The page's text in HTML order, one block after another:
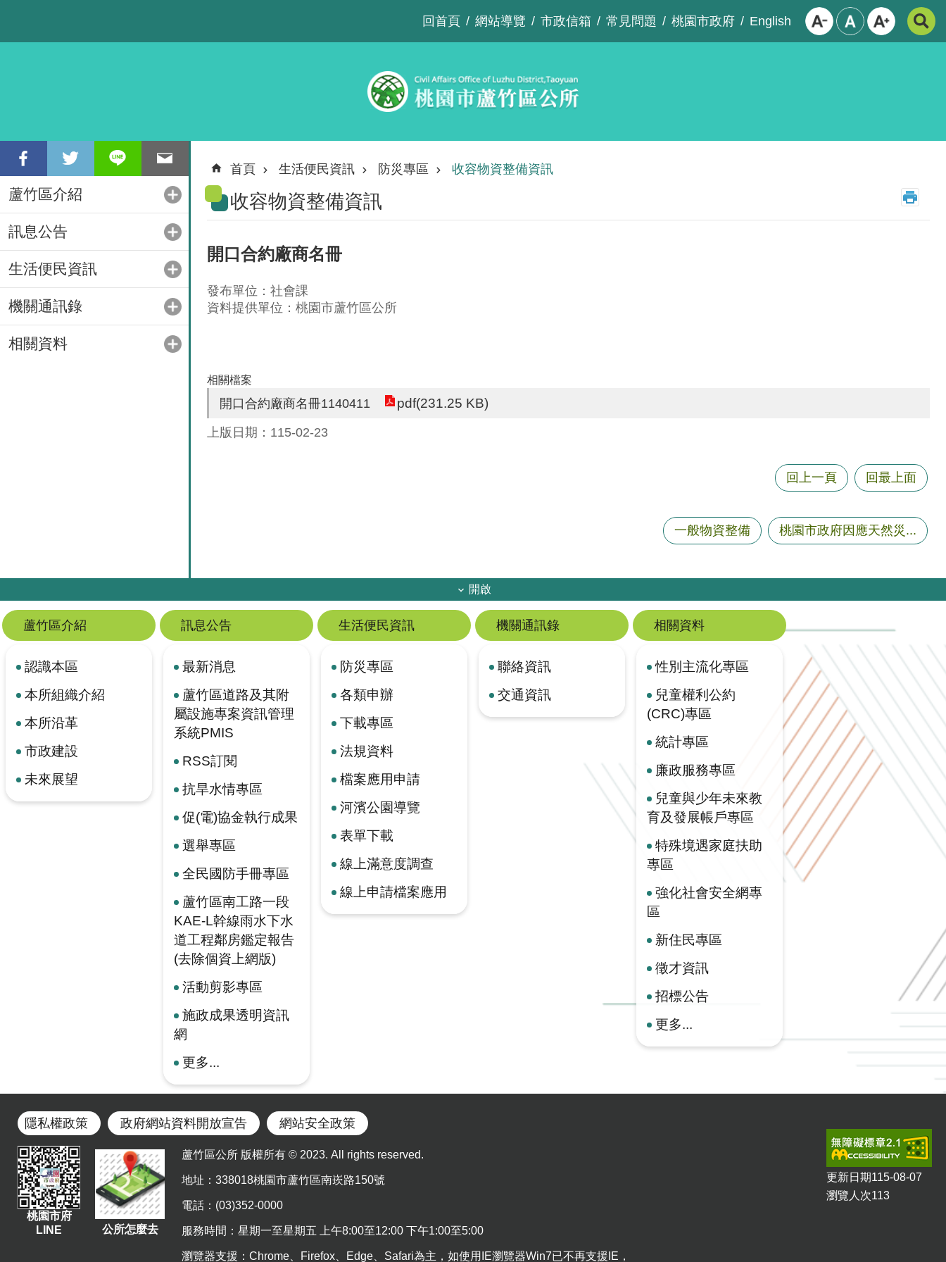
回首頁 網站導覽 市政信箱 常見問題 桃園市政府 English
蘆竹區介紹
訊息公告
生活便民資訊
機關通訊錄
相關資料
首頁 生活便民資訊 防災專區 收容物資整備資訊
收容物資整備資訊
開口合約廠商名冊
發布單位：社會課
資料提供單位：桃園市蘆竹區公所
相關檔案
開口合約廠商名冊1140411 pdf(231.25 KB)
上版日期：115-02-23
回上一頁 回最上面
一般物資整備 桃園市政府因應天然災...
開啟
蘆竹區介紹
認識本區
本所組織介紹
本所沿革
市政建設
未來展望
訊息公告
最新消息
蘆竹區道路及其附
屬設施專案資訊管理
系統PMIS
RSS訂閱
抗旱水情專區
促(電)協金執行成果
選舉專區
全民國防手冊專區
蘆竹區南工路一段
KAE-L幹線雨水下水
道工程鄰房鑑定報告
(去除個資上網版)
活動剪影專區
施政成果透明資訊
網
更多...
生活便民資訊
防災專區
各類申辦
下載專區
法規資料
檔案應用申請
河濱公園導覽
表單下載
線上滿意度調查
線上申請檔案應用
機關通訊錄
聯絡資訊
交通資訊
相關資料
性別主流化專區
兒童權利公約
(CRC)專區
統計專區
廉政服務專區
兒童與少年未來教
育及發展帳戶專區
特殊境遇家庭扶助
專區
強化社會安全網專
區
新住民專區
徵才資訊
招標公告
更多...
隱私權政策 政府網站資料開放宣告 網站安全政策
桃園市府
LINE
公所怎麼去
蘆竹區公所 版權所有 © 2023. All rights reserved.
地址 ：338018桃園市蘆竹區南崁路150號
電話：(03)352-0000
服務時間：星期一至星期五 上午8:00至12:00 下午1:00至5:00
瀏覽器支援：Chrome、Firefox、Edge、Safari為主，如使用IE瀏覽器Win7已不再支援IE，
更新日期115-08-07
瀏覽人次113